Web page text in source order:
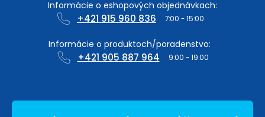
+421 915 960 836
+421 905 887 964